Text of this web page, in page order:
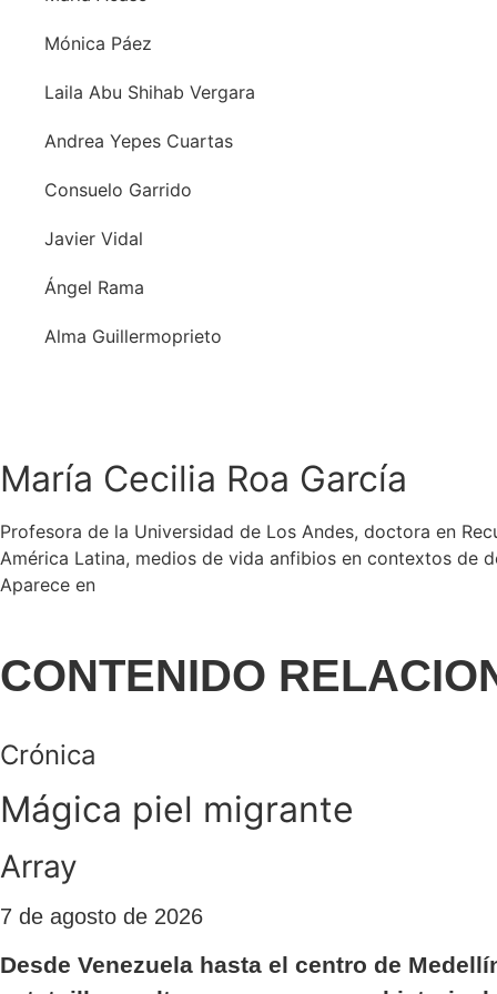
Mónica Páez
Laila Abu Shihab Vergara
Andrea Yepes Cuartas
Consuelo Garrido
Javier Vidal
Ángel Rama
Alma Guillermoprieto
María Cecilia Roa García
Profesora de la Universidad de Los Andes, doctora en
América Latina, medios de vida anfibios en contextos de
Aparece en
CONTENIDO
Crónica
Mágica piel migrante
Array
7 de agosto de 2026
Desde Venezuela hasta el centro de